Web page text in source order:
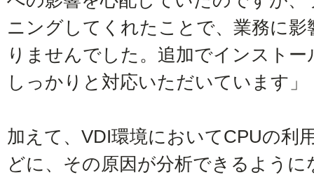
ニングしてくれたことで、業務に
りませんでした。追加でインスト
しっかりと対応いただいています」
加えて、VDI環境においてCPUの利
どに、その原因が分析できるよう